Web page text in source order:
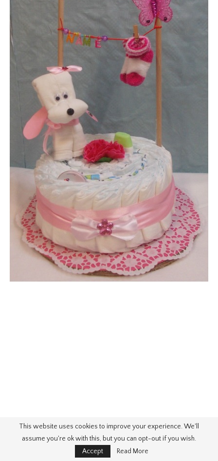
This website uses cookies to improve your experience. We'll
assume you're ok with this, but you can opt-out if you wish.
Accept
Read More